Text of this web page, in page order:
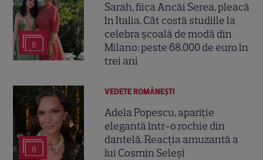
8
Sarah, fiica Ancăi Serea, pleacă
în Italia. Cât costă studiile la
celebra școală de modă din
Milano: peste 68.000 de euro în
trei ani
6
VEDETE ROMÂNEŞTI
Adela Popescu, apariție
elegantă într-o rochie din
dantelă. Reacția amuzantă a
lui Cosmin Seleși